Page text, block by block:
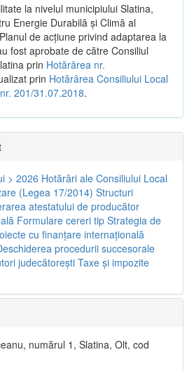
la nivelul municipiului Slatina,
Energie Durabilă şi Climă al
de acţiune privind adaptarea la
fost aprobate de către Consiliul
prin Hotărârea nr.
prin Hotărârea Consiliului Local
201/31.07.2018.
> 2026 Hotărâri ale Consiliului Local
(Legea 17/2014) Structuri
atestatului de producător
Formulare cereri tip Strategia de
cu finanţare internaţională
procedurii succesorale
judecătorești Taxe şi impozite
numărul 1, Slatina, Olt, cod